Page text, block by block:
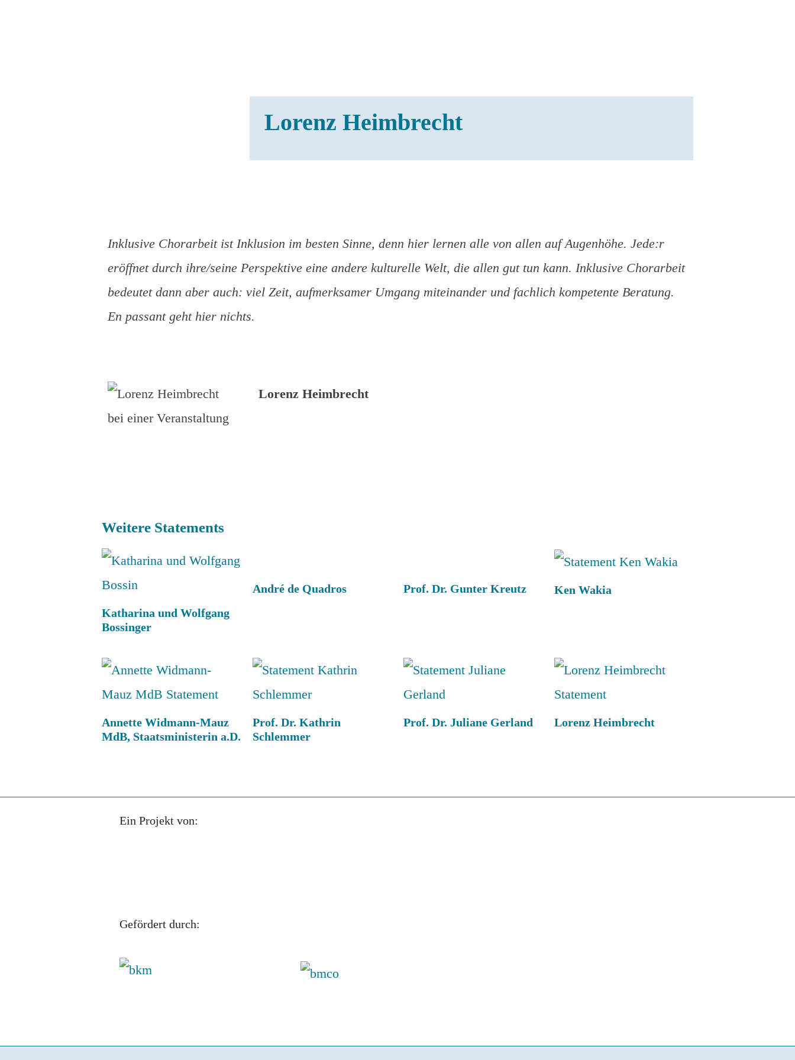
Lorenz Heimbrecht
Inklusive Chorarbeit ist Inklusion im besten Sinne, denn hier lernen alle von allen auf Augenhöhe. Jede:r
eröffnet durch ihre/seine Perspektive eine andere kulturelle Welt, die allen gut tun kann. Inklusive Chorarbeit
bedeutet dann aber auch: viel Zeit, aufmerksamer Umgang miteinander und fachlich kompetente Beratung.
En passant geht hier nichts.
Lorenz Heimbrecht
Weitere Statements
Katharina und Wolfgang
Bossinger
André de Quadros Prof. Dr. Gunter Kreutz Ken Wakia
Annette Widmann-Mauz
MdB, Staatsministerin a.D.
Prof. Dr. Kathrin
Schlemmer
Prof. Dr. Juliane Gerland Lorenz Heimbrecht
Ein Projekt von:
Gefördert durch: